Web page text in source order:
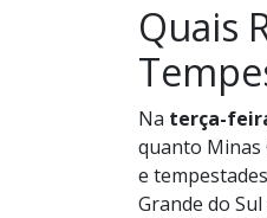
Quais
Na terça-
quanto Minas
e
Grande do